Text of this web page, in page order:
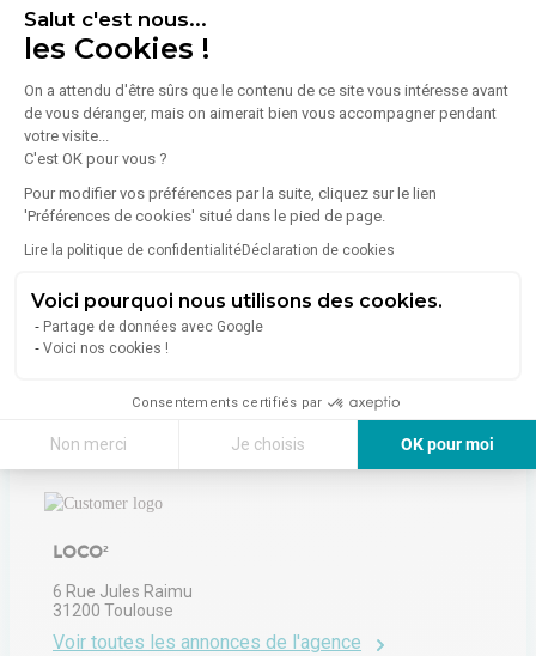
Salut c'est nous...
les Cookies !
On a attendu d'être sûrs que le contenu de ce site vous intéresse avant
de vous déranger, mais on aimerait bien vous accompagner pendant
votre visite...
C'est OK pour vous ?
Pour modifier vos préférences par la suite, cliquez sur le lien
'Préférences de cookies' situé dans le pied de page.
Lire la politique de confidentialitéDéclaration de cookies
Voici pourquoi nous utilisons des cookies.
Partage de données avec Google
Voici nos cookies !
Consentements certifiés par
Non merci Je choisis
OK pour moi
Énergie
Diagnostic de performance énergétique (DPE)
Consommation (énergie primaire) :
Indice d'émission de gaz à effet de serre (GES)
À propos de l'agence
LOCO²
6 Rue Jules Raimu
31200 Toulouse
Voir toutes les annonces de l'agence